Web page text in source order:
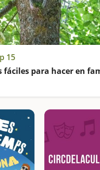
15
fáciles para hacer en